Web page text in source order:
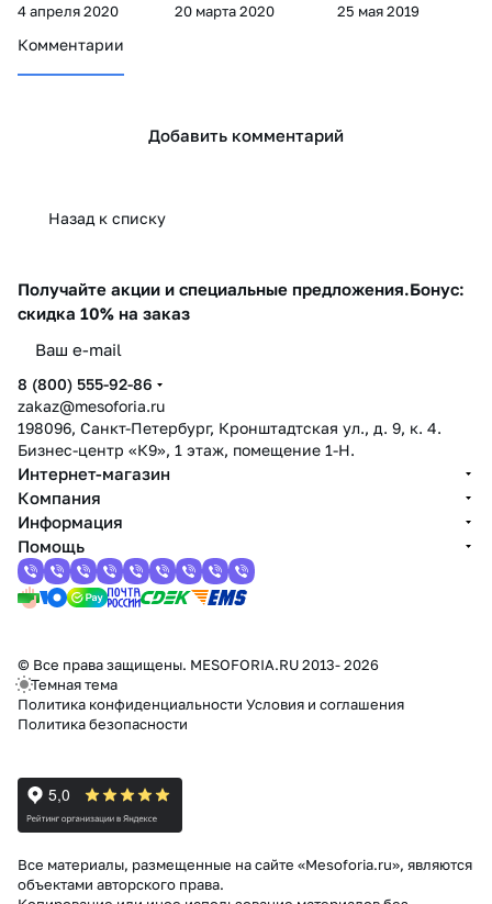
средств?
4 апреля 2020 20 марта 2020 25 мая 2019
Комментарии
Добавить комментарий
Назад к списку
Получайте акции и специальные предложения.Бонус:
скидка 10% на заказ
8 (800) 555-92-86
zakaz@mesoforia.ru
198096, Санкт-Петербург, Кронштадтская ул., д. 9, к. 4.
Бизнес-центр «К9», 1 этаж, помещение 1-Н.
Интернет-магазин
Компания
Информация
Помощь
© Все права защищены. MESOFORIA.RU 2013- 2026
Темная тема
Политика конфиденциальности Условия и соглашения
Политика безопасности
Все материалы, размещенные на сайте «Mesoforia.ru», являются
объектами авторского права.